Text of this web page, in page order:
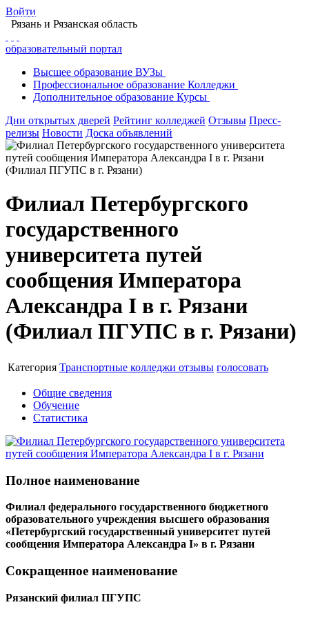
Войти
Рязань и Рязанская область
образовательный портал
Высшее образование ВУЗы
Профессиональное образование Колледжи
Дополнительное образование Курсы
Дни открытых дверей Рейтинг колледжей Отзывы Пресс-
релизы Новости Доска объявлений
Филиал Петербургского
государственного
университета путей
сообщения Императора
Александра I в г. Рязани
(Филиал ПГУПС в г. Рязани)
Категория Транспортные колледжи отзывы голосовать
Главная
Филиал Петербургского государственного университета путей сообщения
Императора Александра I в г. Рязани
Общие сведения
Обучение
Статистика
Полное наименование
Филиал федерального государственного бюджетного
образовательного учреждения высшего образования
«Петербургский государственный университет путей
сообщения Императора Александра I» в г. Рязани
Сокращенное наименование
Рязанский филиал ПГУПС